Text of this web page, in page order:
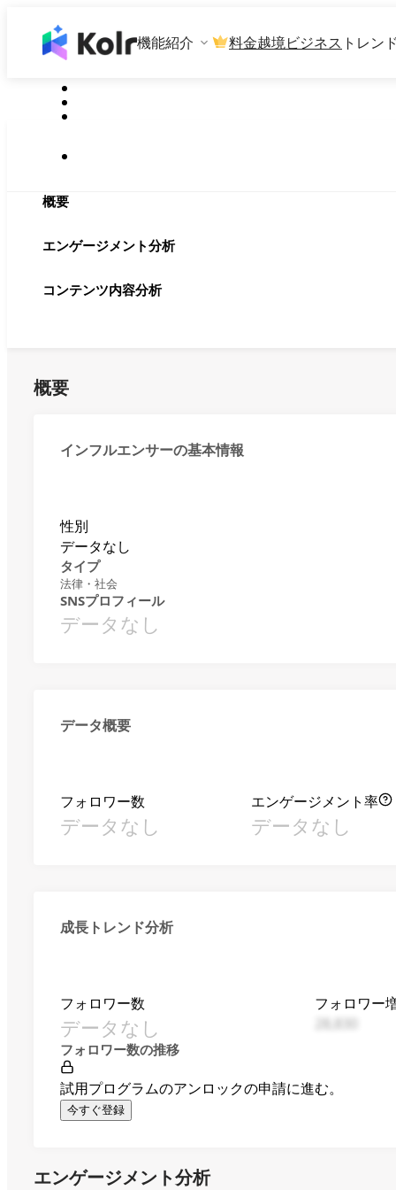
機能紹介 料金越境ビジネス トレン
概要
エンゲージメント分析
コンテンツ内容分析
概要
インフルエンサーの基本情報
性別
データなし
タイプ
法律・社会
SNSプロフィール
データなし
データ概要
フォロワー数
データなし
エンゲージメント率
データなし
成長トレンド分析
フォロワー数
データなし
フォロワー
フォロワー数の推移
試用プログラムのアンロックの申請に進む。
今すぐ登録
エンゲージメント分析